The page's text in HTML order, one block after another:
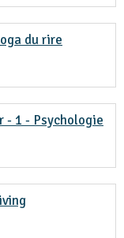
du rire
- 1 - Psychologie